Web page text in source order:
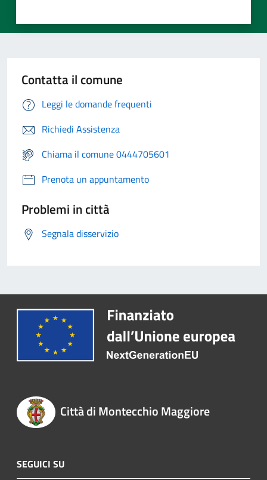
Contatta il comune
Leggi le domande frequenti
Richiedi Assistenza
Chiama il comune 0444705601
Prenota un appuntamento
Problemi in città
Segnala disservizio
Città di Montecchio Maggiore
SEGUICI SU